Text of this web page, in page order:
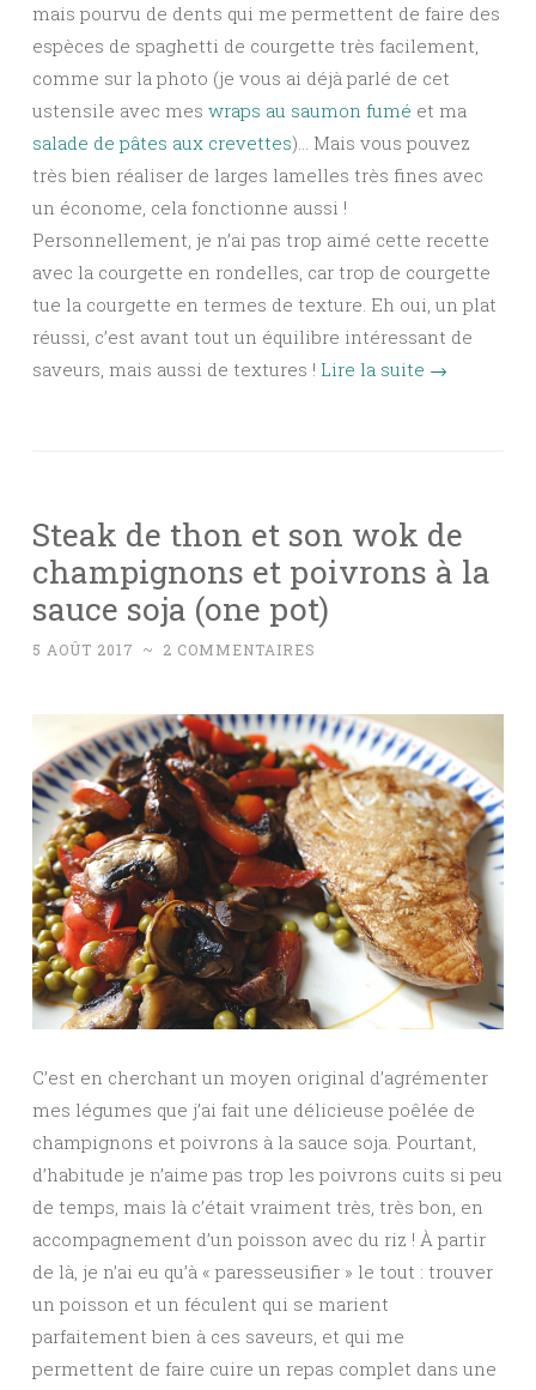
mais pourvu de dents qui me permettent de faire des
espèces de spaghetti de courgette très facilement,
comme sur la photo (je vous ai déjà parlé de cet
ustensile avec mes wraps au saumon fumé et ma
salade de pâtes aux crevettes)… Mais vous pouvez
très bien réaliser de larges lamelles très fines avec
un économe, cela fonctionne aussi !
Personnellement, je n’ai pas trop aimé cette recette
avec la courgette en rondelles, car trop de courgette
tue la courgette en termes de texture. Eh oui, un plat
réussi, c’est avant tout un équilibre intéressant de
saveurs, mais aussi de textures ! Lire la suite →
Steak de thon et son wok de
champignons et poivrons à la
sauce soja (one pot)
5 AOÛT 2017 ~ 2 COMMENTAIRES
C’est en cherchant un moyen original d’agrémenter
mes légumes que j’ai fait une délicieuse poêlée de
champignons et poivrons à la sauce soja. Pourtant,
d’habitude je n’aime pas trop les poivrons cuits si peu
de temps, mais là c’était vraiment très, très bon, en
accompagnement d’un poisson avec du riz ! À partir
de là, je n’ai eu qu’à « paresseusifier » le tout : trouver
un poisson et un féculent qui se marient
parfaitement bien à ces saveurs, et qui me
permettent de faire cuire un repas complet dans une